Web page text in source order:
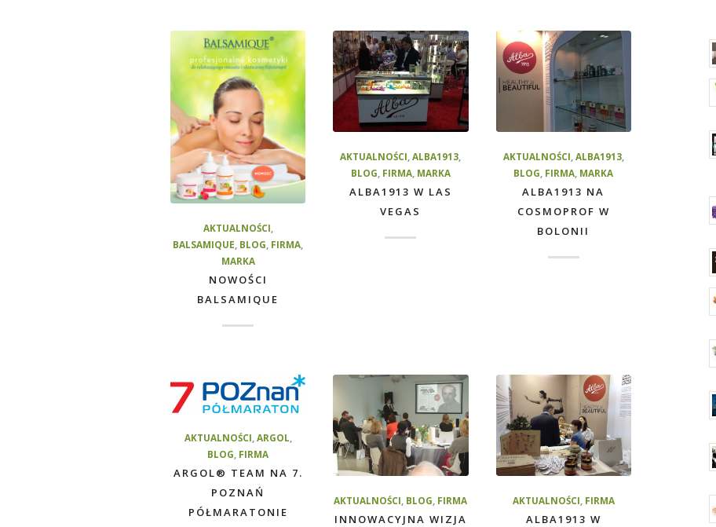
AKTUALNOŚCI
BALSAMIQUE BLOG FIRMA
MARKA
NOWOŚCI
BALSAMIQUE
AKTUALNOŚCI ,ALBA1913
BLOG FIRMA, MARKA
ALBA1913 W LAS
VEGAS
AKTUALNOŚCI ALBA1913,
BLOG FIRMA MARKA
ALBA1913 NA
COSMOPROF W
BOLONII
AKTUALNOŚCI ARGOL
BLOG FIRMA
ARGOL® TEAM NA 7.
POZNAŃ
PÓŁMARATONIE
AKTUALNOŚCI BLOG FIRMA
INNOWACYJNA WIZJA
AKTUALNOŚCI FIRMA
ALBA1913 W